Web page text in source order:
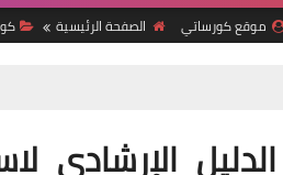
موقع كورساتي الصفحة الرئيسية
الإرشادي